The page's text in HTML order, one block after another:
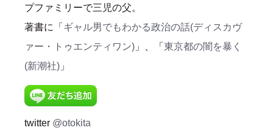
プファミリーで三児の父。
著書に「 ギャル男でもわかる政治の話(ディスカヴ
ァー・トゥエンティワン) 」、「 東京都の闇を暴く
(新潮社) 」
twitter @otokita